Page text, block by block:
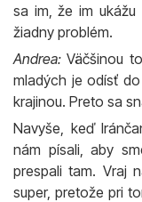
sa im, že im
žiadny problém.
Andrea:Väčšinou
mladých je odísť
krajinou. Preto sa
Navyše, keď
nám písali, aby
prespali tam. Vraj
super, pretože pri